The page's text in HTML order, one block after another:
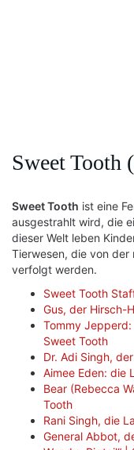
Sweet Tooth
Sweet Tooth ist eine
ausgestrahlt wird, die
dieser Welt leben
Tierwesen, die von der
verfolgt werden.
Sweet Tooth
Gus, der Hirsch-
Tommy Jepperd:
Sweet Tooth
Dr. Adi Singh,
Aimee Eden: die
Bear (Rebecca
Tooth
Rani Singh, die
General Abbot,